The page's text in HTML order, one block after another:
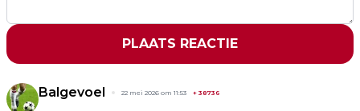
PLAATS REACTIE
Balgevoel 22 mei 2026 om 11:53 + 38736